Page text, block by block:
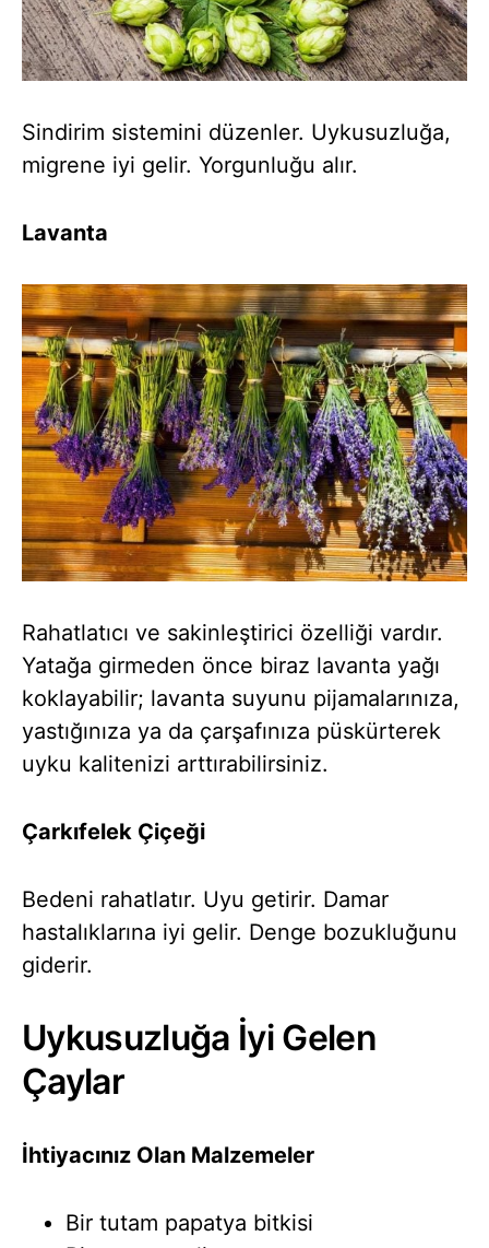
Sindirim sistemini düzenler. Uykusuzluğa,
migrene iyi gelir. Yorgunluğu alır.
Lavanta
Rahatlatıcı ve sakinleştirici özelliği vardır.
Yatağa girmeden önce biraz lavanta yağı
koklayabilir; lavanta suyunu pijamalarınıza,
yastığınıza ya da çarşafınıza püskürterek
uyku kalitenizi arttırabilirsiniz.
Çarkıfelek Çiçeği
Bedeni rahatlatır. Uyu getirir. Damar
hastalıklarına iyi gelir. Denge bozukluğunu
giderir.
Uykusuzluğa İyi Gelen
Çaylar
İhtiyacınız Olan Malzemeler
Bir tutam papatya bitkisi